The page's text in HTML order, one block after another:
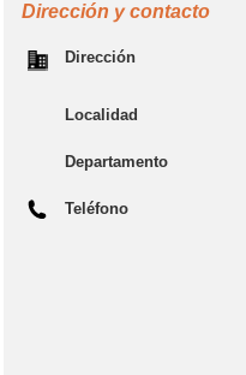
Dirección y contacto
Dirección
Localidad
Departamento
Teléfono